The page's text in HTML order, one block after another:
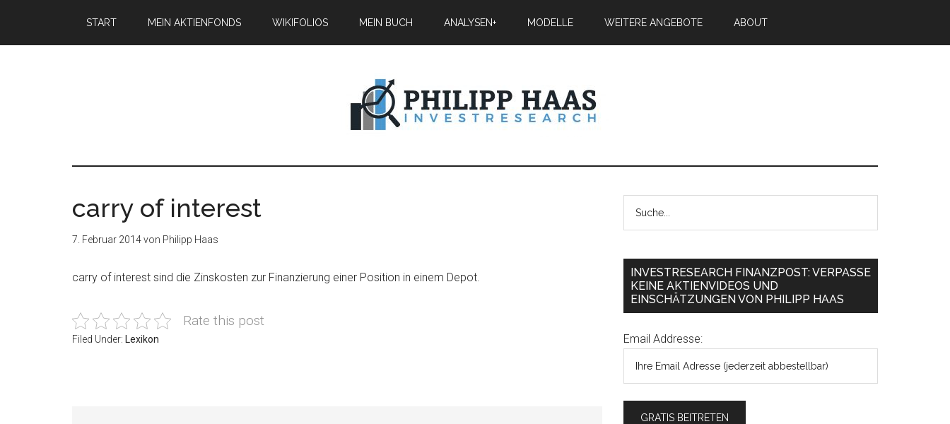
START MEIN AKTIENFONDS WIKIFOLIOS MEIN BUCH ANALYSEN+ MODELLE WEITERE ANGEBOTE ABOUT
carry of interest
7. Februar 2014von Philipp Haas
carry of interest sind die Zinskosten zur Finanzierung einer Position in einem Depot.
Rate this post
Filed Under: Lexikon
INVESTRESEARCH FINANZPOST: VERPASSE
KEINE AKTIENVIDEOS UND
EINSCHÄTZUNGEN VON PHILIPP HAAS
Email Addresse: